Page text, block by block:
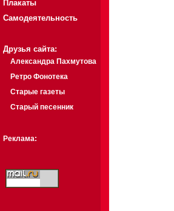
Плакаты
Самодеятельность
Друзья сайта:
Александра Пахмутова
Ретро Фонотека
Старые газеты
Старый песенник
Реклама: